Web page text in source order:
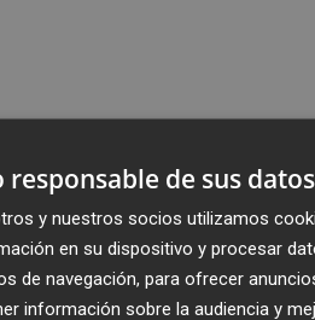
responsable de sus datos
y nuestros socios utilizamos
en su dispositivo y procesar
de navegación, para ofrecer
información sobre la audiencia y